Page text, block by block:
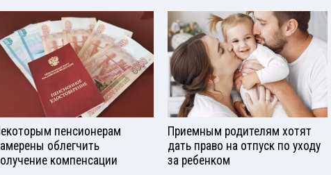
пенсионерам
облегчить
компенсации
Приемным родителям хотят
дать право на отпуск по уходу
за ребенком